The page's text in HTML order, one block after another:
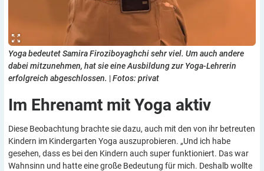
Yoga bedeutet Samira Firoziboyaghchi sehr viel. Um auch andere
dabei mitzunehmen, hat sie eine Ausbildung zur Yoga-Lehrerin
erfolgreich abgeschlossen. |Fotos: privat
Im Ehrenamt mit Yoga aktiv
Diese Beobachtung brachte sie dazu, auch mit den von ihr betreuten
Kindern im Kindergarten Yoga auszuprobieren. „Und ich habe
gesehen, dass es bei den Kindern auch super funktioniert. Das war
Wahnsinn und hatte eine große Bedeutung für mich. Deshalb wollte